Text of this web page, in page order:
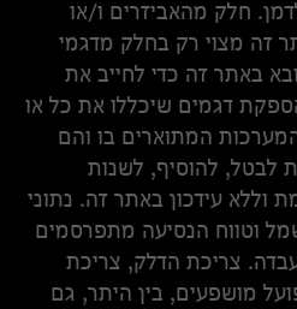
חלק מהאביזרים ו/או
זה מצוי רק בחלק מדגמי
באתר זה כדי לחייב את
דגמים שיכללו את כל או
המתוארים בו והם
לבטל, להוסיף, לשנות
וללא עידכון באתר זה. נתוני
וטווח הנסיעה מתפרסמים
צריכת הדלק, צריכת
מושפעים, בין היתר, גם